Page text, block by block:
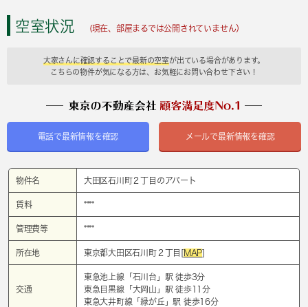
空室状況 (現在、部屋まるでは公開されていません）
大家さんに確認することで最新の空室が出ている場合があります。
こちらの物件が気になる方は、お気軽にお問い合わせ下さい！
電話で最新情報を確認 メールで最新情報を確認
物件名 大田区石川町２丁目のアパート
賃料 ****
管理費等 ****
所在地 東京都大田区石川町２丁目[MAP]
交通
東急池上線「 石川台 」駅 徒歩3分
東急目黒線「 大岡山 」駅 徒歩11分
東急大井町線「緑が丘 」駅 徒歩16分